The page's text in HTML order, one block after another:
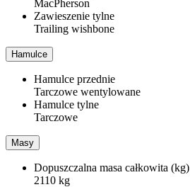
MacPherson
Zawieszenie tylne
Trailing wishbone
Hamulce
Hamulce przednie
Tarczowe wentylowane
Hamulce tylne
Tarczowe
Masy
Dopuszczalna masa całkowita (kg)
2110 kg